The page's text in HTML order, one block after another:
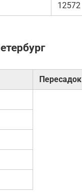
12572
Пересадок